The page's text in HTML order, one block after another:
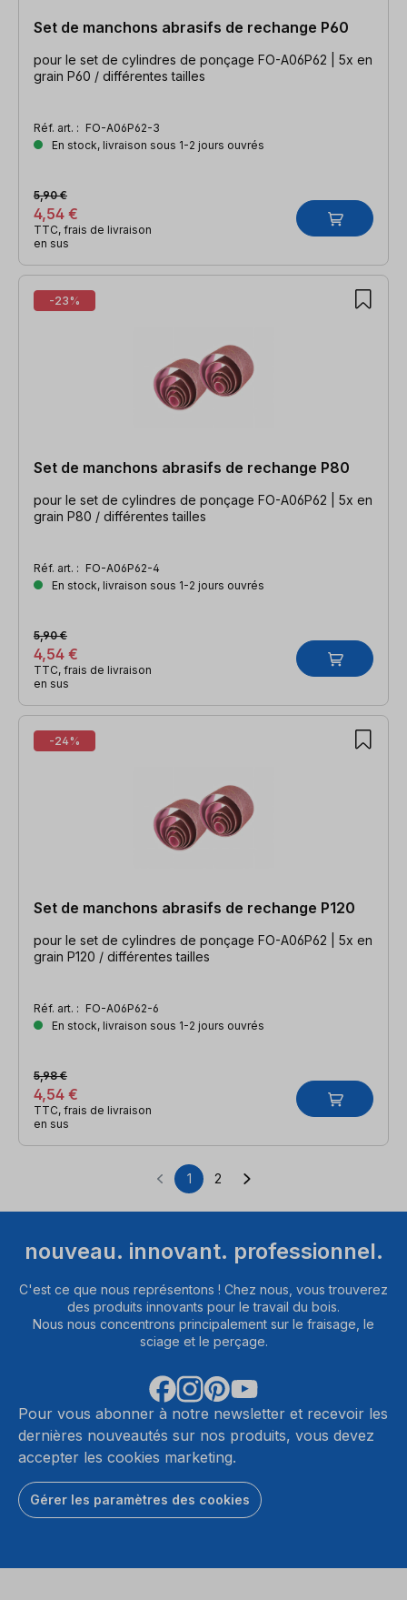
Set de manchons abrasifs de rechange P60
pour le set de cylindres de ponçage FO-A06P62 | 5x en
grain P60 / différentes tailles
Réf. art. : FO-A06P62-3
En stock, livraison sous 1-2 jours ouvrés
4,54 €
5,90 €
TTC, frais de livraison
en sus
-23%
Set de manchons abrasifs de rechange P80
pour le set de cylindres de ponçage FO-A06P62 | 5x en
grain P80 / différentes tailles
Réf. art. : FO-A06P62-4
En stock, livraison sous 1-2 jours ouvrés
4,54 €
5,90 €
TTC, frais de livraison
en sus
-24%
Set de manchons abrasifs de rechange P120
pour le set de cylindres de ponçage FO-A06P62 | 5x en
grain P120 / différentes tailles
Réf. art. : FO-A06P62-6
En stock, livraison sous 1-2 jours ouvrés
4,54 €
5,98 €
TTC, frais de livraison
en sus
Page
1 Page
2
nouveau. innovant. professionnel.
C'est ce que nous représentons ! Chez nous, vous trouverez
des produits innovants pour le travail du bois.
Nous nous concentrons principalement sur le fraisage, le
sciage et le perçage.
Pour vous abonner à notre newsletter et recevoir les
dernières nouveautés sur nos produits, vous devez
accepter les cookies marketing.
Gérer les paramètres des cookies